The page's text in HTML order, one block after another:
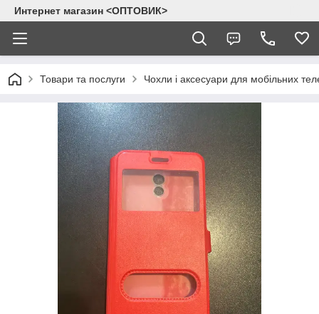
Интернет магазин <ОПТОВИК>
Товари та послуги Чохли і аксесуари для мобільних